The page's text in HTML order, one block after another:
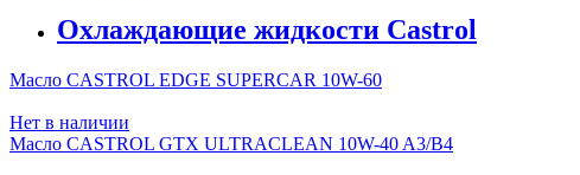
Охлаждающие жидкости Castrol
Масло CASTROL EDGE SUPERCAR 10W-60
Нет в наличии
Масло CASTROL GTX ULTRACLEAN 10W-40 A3/B4